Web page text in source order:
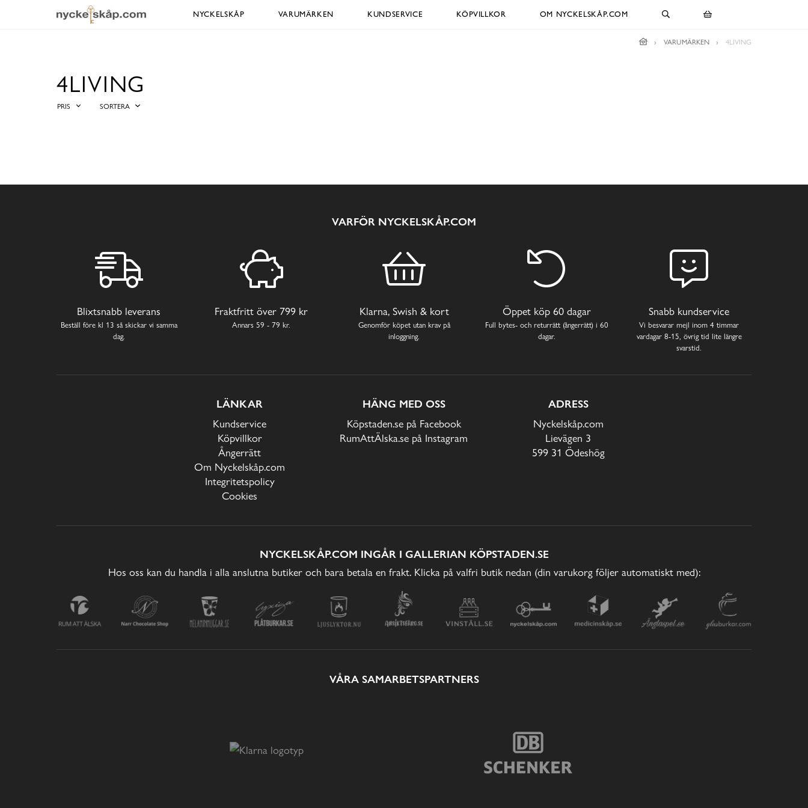
NYCKELSKÅP VARUMÄRKEN KUNDSERVICE KÖPVILLKOR OM NYCKELSKÅP.COM
VARUMÄRKEN 4LIVING
4LIVING
PRIS SORTERA
VARFÖR NYCKELSKÅP.COM
Blixtsnabb leverans
Beställ före kl 13 så skickar vi samma
dag.
Fraktfritt över 799 kr
Annars 59 - 79 kr.
Klarna, Swish & kort
Genomför köpet utan krav på
inloggning.
Öppet köp 60 dagar
Full bytes- och returrätt (ångerrätt) i 60
dagar.
Snabb kundservice
Vi besvarar mejl inom 4 timmar
vardagar 8-15, övrig tid lite längre
svarstid.
LÄNKAR
Kundservice
Köpvillkor
Ångerrätt
Om Nyckelskåp.com
Integritetspolicy
Cookies
HÄNG MED OSS
Köpstaden.se på Facebook
RumAttÄlska.se på Instagram
ADRESS
Nyckelskåp.com
Lievägen 3
599 31 Ödeshög
NYCKELSKÅP.COM INGÅR I GALLERIAN KÖPSTADEN.SE
Hos oss kan du handla i alla anslutna butiker och bara betala en frakt. Klicka på valfri butik nedan (din varukorg följer automatiskt med):
VÅRA SAMARBETSPARTNERS